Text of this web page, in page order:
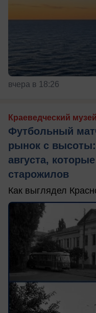
вчера в 18:26
Краеведческий музей
Футбольный
рынок с
августа,
старожилов
Как выглядел